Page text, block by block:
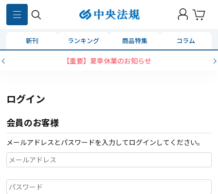
新刊 ランキング 商品特集 コラム
【重要】夏季休業のお知らせ
ログイン
会員のお客様
メールアドレスとパスワードを入力してログインしてください。